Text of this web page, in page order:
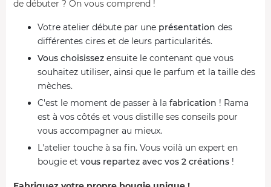
de débuter ? On vous comprend !
Votre atelier débute par une présentation des
différentes cires et de leurs particularités.
Vous choisissez ensuite le contenant que vous
souhaitez utiliser, ainsi que le parfum et la taille des
mèches.
C'est le moment de passer à la fabrication ! Rama
est à vos côtés et vous distille ses conseils pour
vous accompagner au mieux.
L'atelier touche à sa fin. Vous voilà un expert en
bougie et vous repartez avec vos 2 créations !